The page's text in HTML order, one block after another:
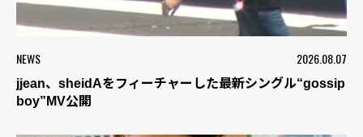
NEWS 2026.08.07
jjean、sheidAをフィーチャーした最新シングル“gossip
boy”MV公開